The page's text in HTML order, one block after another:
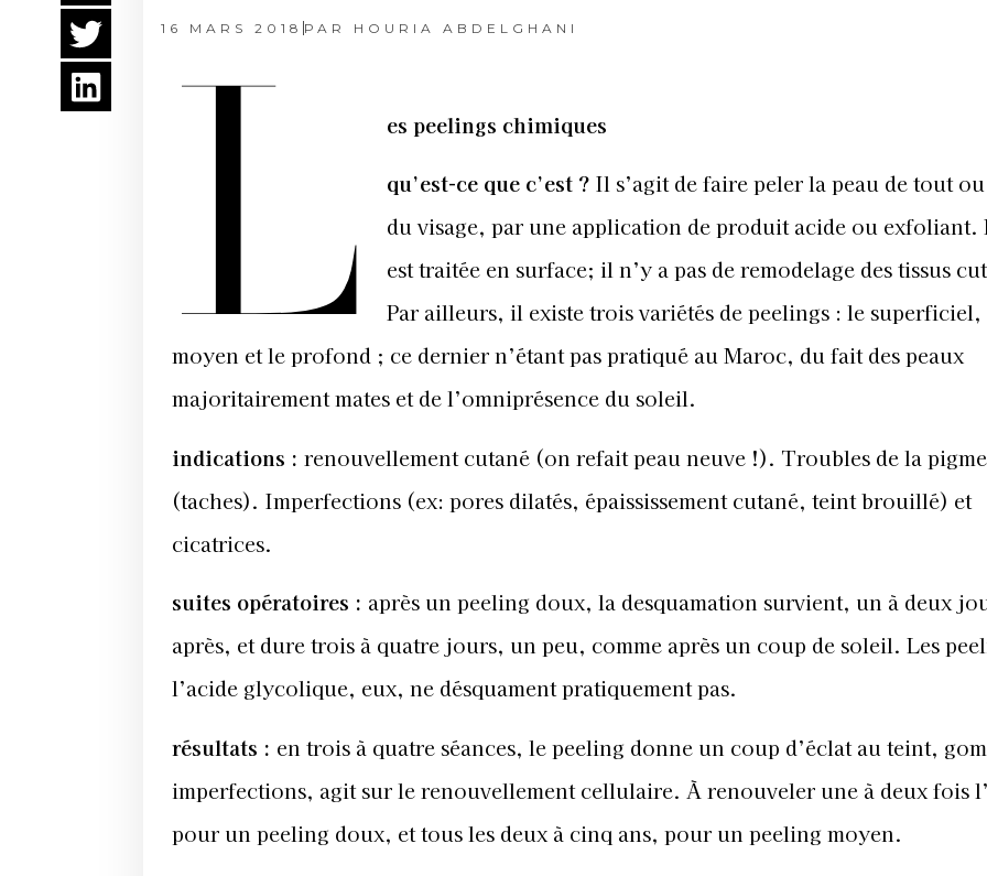
16 MARS 2018 PAR HOURIA ABDELGHANI
L es peelings chimiques
qu’est-ce que c’est ? Il s’agit de faire peler la peau de tout
du visage, par une application de produit acide ou exfoliant.
est traitée en surface; il n’y a pas de remodelage des tissus
Par ailleurs, il existe trois variétés de peelings : le superficiel,
moyen et le profond ; ce dernier n’étant pas pratiqué au Maroc, du fait des peaux
majoritairement mates et de l’omniprésence du soleil.
indications : renouvellement cutané (on refait peau neuve !). Troubles de la
(taches). Imperfections (ex: pores dilatés, épaississement cutané, teint brouillé) et
cicatrices.
suites opératoires : après un peeling doux, la desquamation survient, un à deux
après, et dure trois à quatre jours, un peu, comme après un coup de soleil. Les
l’acide glycolique, eux, ne désquament pratiquement pas.
résultats : en trois à quatre séances, le peeling donne un coup d’éclat au teint,
imperfections, agit sur le renouvellement cellulaire. À renouveler une à deux fois
pour un peeling doux, et tous les deux à cinq ans, pour un peeling moyen.